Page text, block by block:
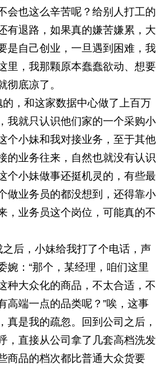
会也这么辛苦呢？给别人打工的
有退路，如果真的嫌苦嫌累，大
是自己创业，一旦遇到困难，我
里，我那颗原本蠢蠢欲动、想要
彻底凉了。
，和这家数据中心做了上百万
我就只认识他们家的一个采购小
个小妹和我对接业务，至于其他
的业务往来，自然也就没有认识
个小妹做事还挺机灵的，有些最
做业务员的都没想到，还得靠小
，业务员这个岗位，可能真的不
后，小妹给我打了个电话，声
婉：“那个，某经理，咱们这里
种大众化的商品，不太合适，不
高端一点的品类呢？”唉，这事
真是我的疏忽。回到公司之后，
，直接从公司拿了几套高档洗发
商品的档次都比普通大众货要